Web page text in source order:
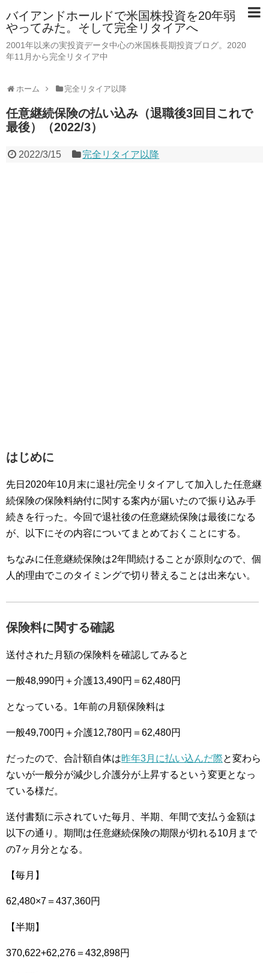
バイアンドホールドで米国株投資を20年弱
やってみた。そして完全リタイアへ
2001年以来の実投資データ中心の米国株長期投資ブログ。2020
年11月から完全リタイア中
ホーム 完全リタイア以降
任意継続保険の払い込み（退職後3回目これで
最後）（2022/3）
2022/3/15 完全リタイア以降
はじめに
先日2020年10月末に退社/完全リタイアして加入した任意継
続保険の保険料納付に関する案内が届いたので振り込み手
続きを行った。今回で退社後の任意継続保険は最後になる
が、以下にその内容についてまとめておくことにする。
ちなみに任意継続保険は2年間続けることが原則なので、個
人的理由でこのタイミングで切り替えることは出来ない。
保険料に関する確認
送付された月額の保険料を確認してみると
一般48,990円＋介護13,490円＝62,480円
となっている。1年前の月額保険料は
一般49,700円＋介護12,780円＝62,480円
だったので、合計額自体は昨年3月に払い込んだ際と変わら
ないが一般分が減少し介護分が上昇するという変更となっ
ている様だ。
送付書類に示されていた毎月、半期、年間で支払う金額は
以下の通り。期間は任意継続保険の期限が切れる10月まで
の7ヶ月分となる。
【毎月】
62,480×7＝437,360円
【半期】
370,622+62,276＝432,898円